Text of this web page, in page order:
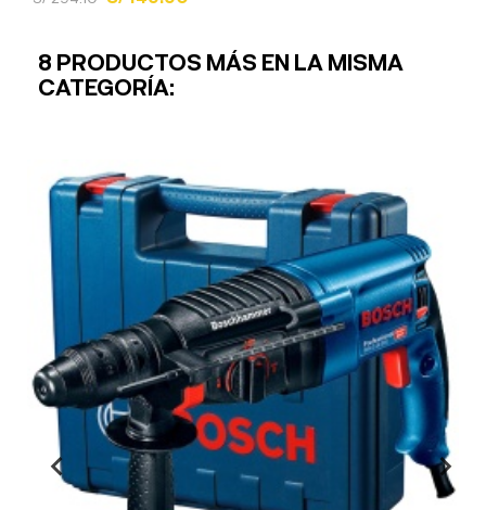
8 PRODUCTOS MÁS EN LA MISMA
CATEGORÍA: